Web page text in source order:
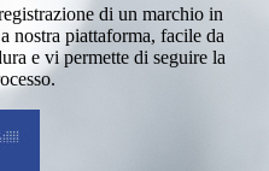
di un marchio in
nostra piattaforma, facile da
e vi permette di seguire la